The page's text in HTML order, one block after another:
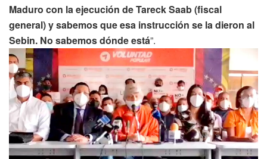
Maduro con la ejecución de Tareck Saab (fiscal
general) y sabemos que esa instrucción se la dieron al
Sebin. No sabemos dónde está”.